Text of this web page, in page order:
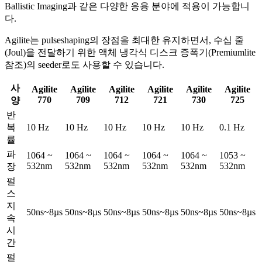
Ballistic Imaging과 같은 다양한 응용 분야에 적용이 가능합니
다.
Agilite는 pulseshaping의 장점을 최대한 유지하면서, 수십 줄
(Joul)을 전달하기 위한 액체 냉각식 디스크 증폭기(Premiumlite
참조)의 seeder로도 사용할 수 있습니다.
사
양
Agilite
770
Agilite
709
Agilite
712
Agilite
721
Agilite
730
Agilite
725
반
복
률
10 Hz 10 Hz 10 Hz 10 Hz 10 Hz 0.1 Hz
파
장
1064 ~
532nm
1064 ~
532nm
1064 ~
532nm
1064 ~
532nm
1064 ~
532nm
1053 ~
532nm
펄
스
지
속
시
간
50ns~8µs 50ns~8µs 50ns~8µs 50ns~8µs 50ns~8µs 50ns~8µs
펄